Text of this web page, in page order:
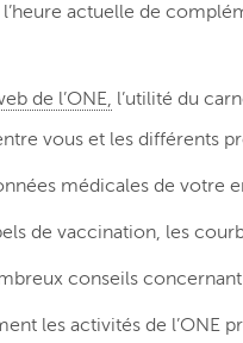
l’heure actuelle de
de l’ONE, l’utilité du
vous et les différents
médicales de
de vaccination, les
conseils
les activités de